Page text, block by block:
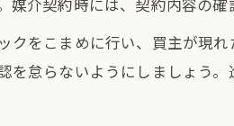
介契約時には、契約内容の
をこまめに行い、買主が現
を怠らないようにしましょう